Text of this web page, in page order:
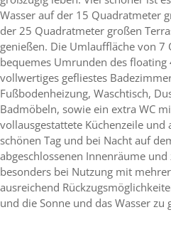
Wasser auf der 15 Quadratmeter
der 25 Quadratmeter großen
genießen. Die Umlauffläche von
bequemes Umrunden des floating
vollwertiges gefliestes
Fußbodenheizung, Waschtisch,
Badmöbeln, sowie ein extra WC
vollausgestattete Küchenzeile und
schönen Tag und bei Nacht auf
abgeschlossenen Innenräume
besonders bei Nutzung mit
ausreichend
und die Sonne und das Wasser zu